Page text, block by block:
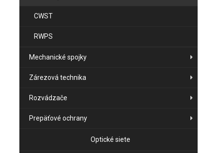
CWST
RWPS
Mechanické spojky
Zárezová technika
Rozvádzače
Prepäťové ochrany
Optické siete